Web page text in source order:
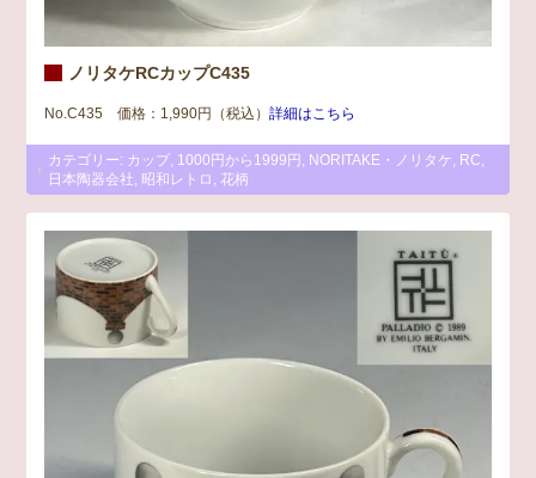
ノリタケRCカップC435
No.C435 価格：1,990円（税込）詳細はこちら
カテゴリー: カップ 1000円から1999円 NORITAKE・ノリタケ RC
日本陶器会社
昭和レトロ ,花柄